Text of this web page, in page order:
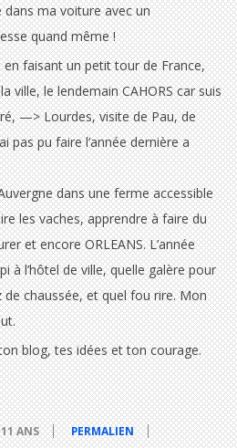
ma voiture avec un
quand même !
faisant un petit tour de France,
ville, le lendemain CAHORS car suis
—> Lourdes, visite de Pau, de
pas pu faire l’année dernière a
dans une ferme accessible
les vaches, apprendre à faire du
et encore ORLEANS. L’année
à l’hôtel de ville, quelle galère pour
chaussée, et quel fou rire. Mon
blog, tes idées et ton courage.
ANS
PERMALIEN